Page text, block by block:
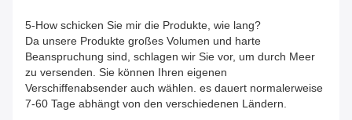
5-How schicken Sie mir die Produkte, wie lang?
Da unsere Produkte großes Volumen und harte
Beanspruchung sind, schlagen wir Sie vor, um durch Meer
zu versenden. Sie können Ihren eigenen
Verschiffenabsender auch wählen. es dauert normalerweise
7-60 Tage abhängt von den verschiedenen Ländern.